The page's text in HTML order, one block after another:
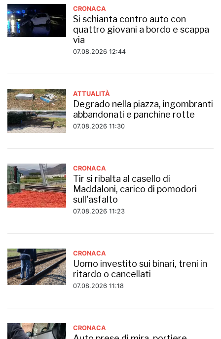
CRONACA
Si schianta contro auto con
quattro giovani a bordo e scappa
via
07.08.2026 12:44
ATTUALITÀ
Degrado nella piazza, ingombranti
abbandonati e panchine rotte
07.08.2026 11:30
CRONACA
Tir si ribalta al casello di
Maddaloni, carico di pomodori
sull'asfalto
07.08.2026 11:23
CRONACA
Uomo investito sui binari, treni in
ritardo o cancellati
07.08.2026 11:18
CRONACA